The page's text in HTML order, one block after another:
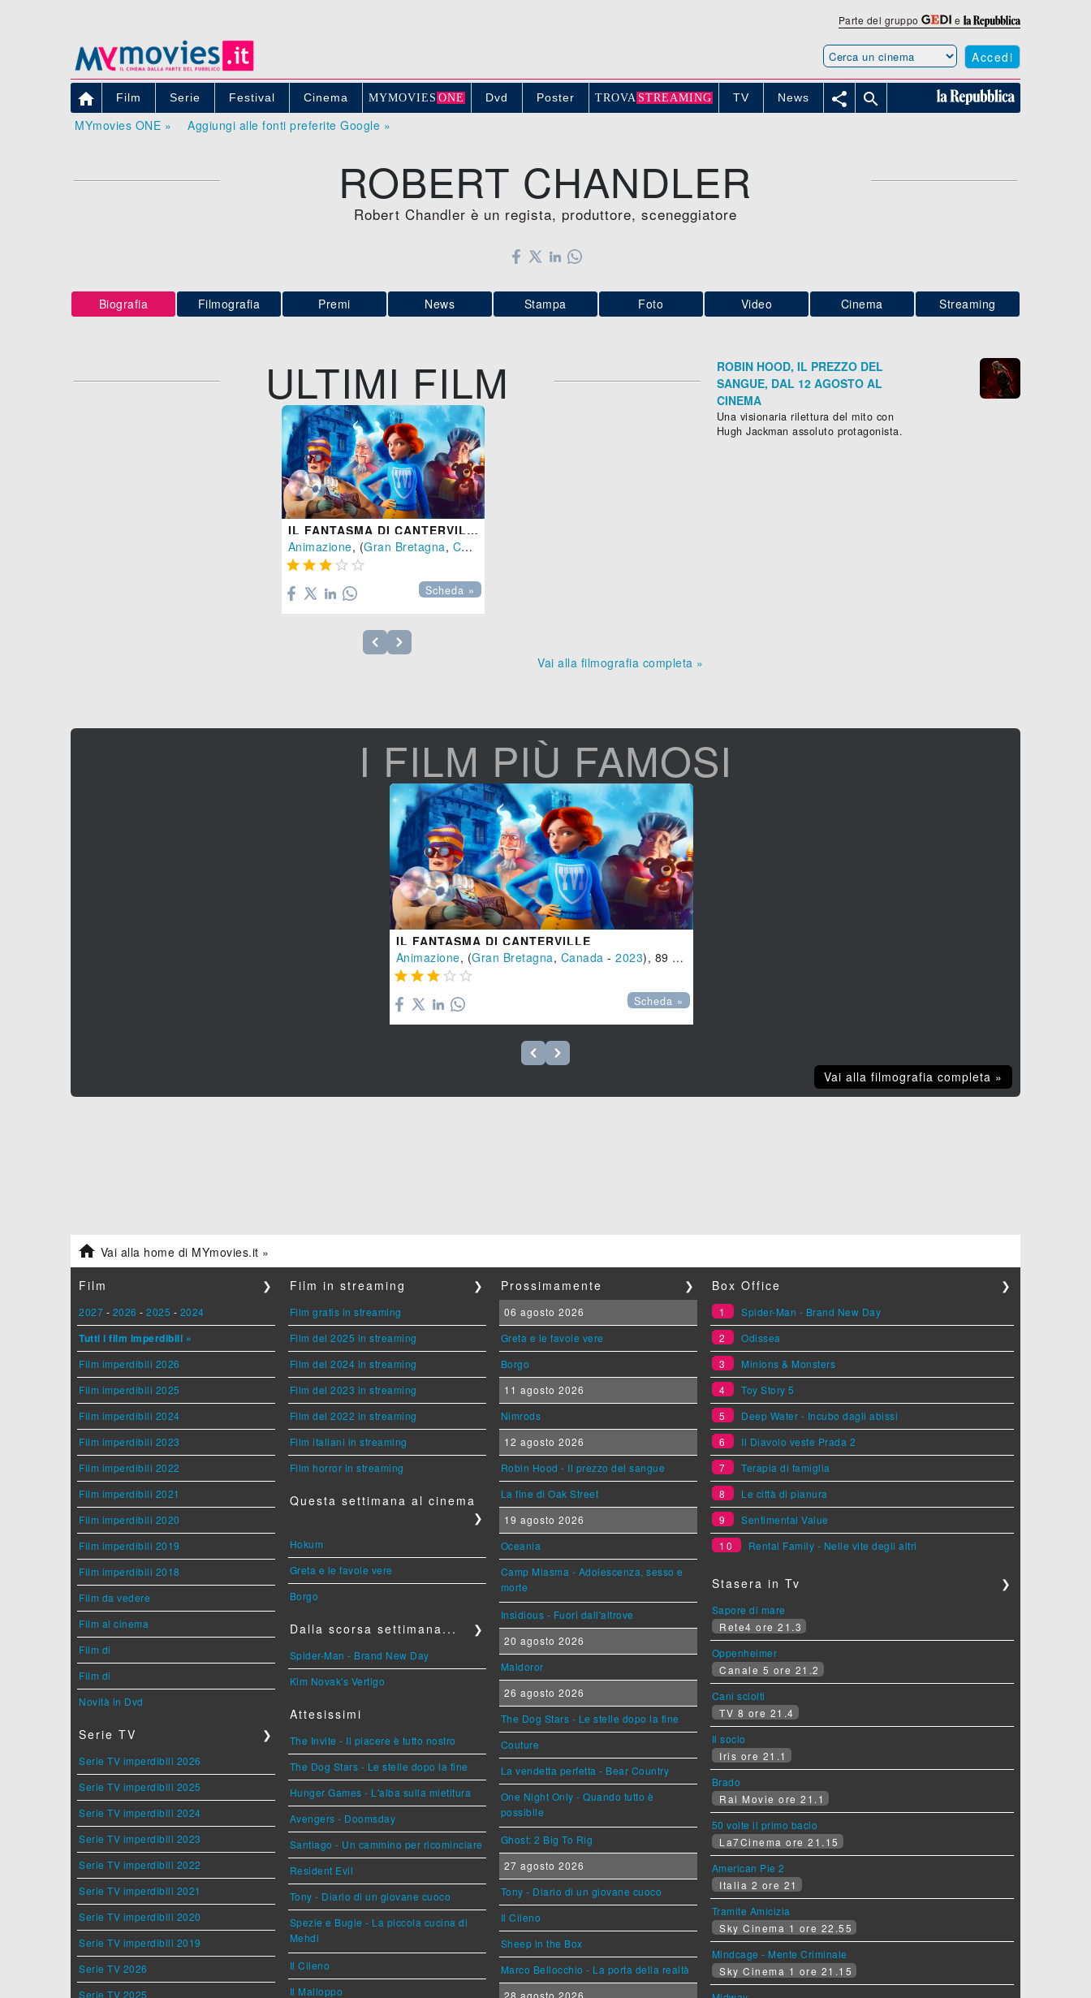
Parte del gruppo e
Accedi
 Film Serie Festival Cinema MYMOVIE S ONE Dvd Poster TROVA STREAMING TV News  
MYmovies ONE » Aggiungi alle fonti preferite Google »
ROBERT CHANDLER
Robert Chandler è un regista, produttore, sceneggiatore
Biografia Filmografia Premi News Stampa Foto Video Cinema Streaming
ULTIMI FILM
IL FANTASMA DI CANTERVILLE
Animazione, (Gran Bretagna, Canada
    
Scheda »
Vai alla filmografia completa »
ROBIN HOOD, IL PREZZO DEL
SANGUE, DAL 12 AGOSTO AL
CINEMA
Una visionaria rilettura del mito con
Hugh Jackman assoluto protagonista.
I FILM PIÙ FAMOSI
IL FANTASMA DI CANTERVILLE
Animazione, (Gran Bretagna, Canada -2023), 89 min.
    
Scheda »
Vai alla filmografia completa »
 Vai alla home di MYmovies.it »
Film ❯
2027 - 2026 - 2025 - 2024
Tutti i film imperdibili »
Film imperdibili 2026
Film imperdibili 2025
Film imperdibili 2024
Film imperdibili 2023
Film imperdibili 2022
Film imperdibili 2021
Film imperdibili 2020
Film imperdibili 2019
Film imperdibili 2018
Film da vedere
Film al cinema
Film di
Film di
Novità in Dvd
Serie TV ❯
Serie TV imperdibili 2026
Serie TV imperdibili 2025
Serie TV imperdibili 2024
Serie TV imperdibili 2023
Serie TV imperdibili 2022
Serie TV imperdibili 2021
Serie TV imperdibili 2020
Serie TV imperdibili 2019
Serie TV 2026
Serie TV 2025
Film in streaming ❯
Film gratis in streaming
Film del 2025 in streaming
Film del 2024 in streaming
Film del 2023 in streaming
Film del 2022 in streaming
Film italiani in streaming
Film horror in streaming
Questa settimana al cinema
❯
Hokum
Greta e le favole vere
Borgo
Dalla scorsa settimana... ❯
Spider-Man - Brand New Day
Kim Novak's Vertigo
Attesissimi
The Invite - Il piacere è tutto nostro
The Dog Stars - Le stelle dopo la fine
Hunger Games - L'alba sulla mietitura
Avengers - Doomsday
Santiago - Un cammino per ricominciare
Resident Evil
Tony - Diario di un giovane cuoco
Spezie e Bugie - La piccola cucina di
Mehdi
Il Cileno
Il Malloppo
Prossimamente ❯
06 agosto 2026
Greta e le favole vere
Borgo
11 agosto 2026
Nimrods
12 agosto 2026
Robin Hood - Il prezzo del sangue
La fine di Oak Street
19 agosto 2026
Oceania
Camp Miasma - Adolescenza, sesso e
morte
Insidious - Fuori dall'altrove
20 agosto 2026
Maldoror
26 agosto 2026
The Dog Stars - Le stelle dopo la fine
Couture
La vendetta perfetta - Bear Country
One Night Only - Quando tutto è
possibile
Ghost: 2 Big To Rig
27 agosto 2026
Tony - Diario di un giovane cuoco
Il Cileno
Sheep in the Box
Marco Bellocchio - La porta della realtà
Box Office ❯
1
Spider-Man - Brand New Day
2
Odissea
3
Minions & Monsters
4
Toy Story 5
5
Deep Water - Incubo dagli abissi
6
Il Diavolo veste Prada 2
7
Terapia di famiglia
8
Le città di pianura
9
Sentimental Value
10
Rental Family - Nelle vite degli altri
Stasera in Tv ❯
Sapore di mare
Rete4 ore 21.3
Oppenheimer
Canale 5 ore 21.2
Cani sciolti
TV 8 ore 21.4
Il socio
Iris ore 21.1
Brado
Rai Movie ore 21.1
50 volte il primo bacio
La7Cinema ore 21.15
American Pie 2
Italia 2 ore 21
Tramite Amicizia
Sky Cinema 1 ore 22.55
Mindcage - Mente Criminale
Sky Cinema 1 ore 21.15